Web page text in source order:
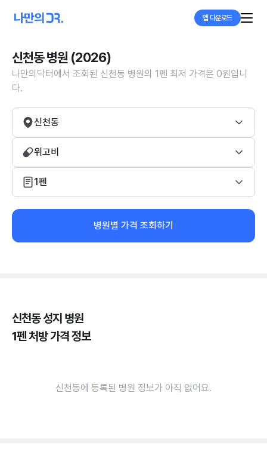
앱 다운로드
신천동 병원 (2026)
나만의닥터에서 조회된 신천동 병원의 1펜 최저 가격은 0원입니
다.
신천동
위고비
1펜
병원별 가격 조회하기
신천동 성지 병원
1펜 처방 가격 정보
신천동에 등록된 병원 정보가 아직 없어요.